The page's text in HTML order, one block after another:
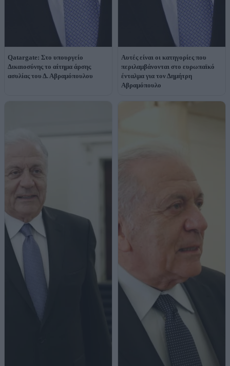
Qatargate: Στο υπουργείο
Δικαιοσύνης το αίτημα άρσης
ασυλίας του Δ. Αβραμόπουλου
Αυτές είναι οι κατηγορίες που
περιλαμβάνονται στο ευρωπαϊκό
ένταλμα για τον Δημήτρη
Αβραμόπουλο